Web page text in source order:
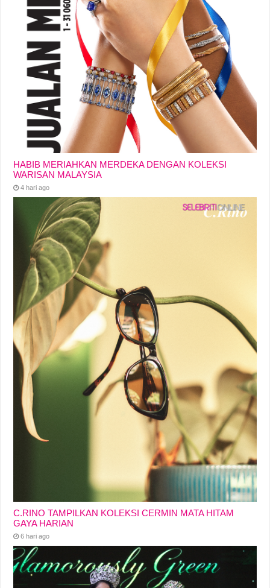
HABIB MERIAHKAN MERDEKA DENGAN KOLEKSI
WARISAN MALAYSIA
4 hari ago
C.RINO TAMPILKAN KOLEKSI CERMIN MATA HITAM
GAYA HARIAN
6 hari ago